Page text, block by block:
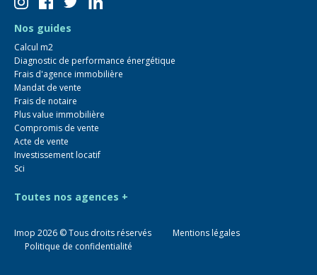
Nos guides
Calcul m2
Diagnostic de performance énergétique
Frais d'agence immobilière
Mandat de vente
Frais de notaire
Plus value immobilière
Compromis de vente
Acte de vente
Investissement locatif
Sci
Toutes nos agences +
Imop 2026 © Tous droits réservés
Mentions légales
Politique de confidentialité